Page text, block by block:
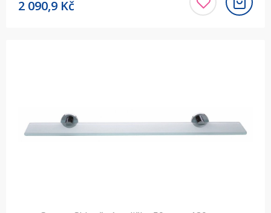
2 090,9 Kč